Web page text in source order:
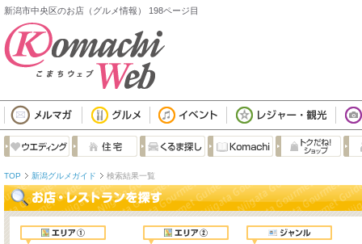
新潟市中央区のお店（グルメ情報） 198ページ目
TOP 新潟グルメガイド 検索結果一覧